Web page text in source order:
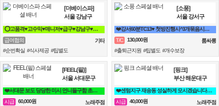
[더베이스파]
서울 강남구
⭕고품격♥고수익♥매니저♥급구♥강남구♥삼성동♥선릉⭕
급여협의
기타
#순번확실 #식사제공 #팁별도
[소풍]
서울 강서구
❤️강서60분TC13♥ 첫방진행시^3개묶음시작❤️
T/C
130,000원
룸싸롱
#출퇴근지원 #팁별도 #개수보장
[FEEL(필)]
서울 서대문구
❤️서대문 보도 당당한 미시 언니들구함 초보 직장인 투잡 알바도 가능❤️
시급
60,000원
노래주점
[핑크]
부산 해운대구
❤️센텀지구 재송동 성실하게 모시겠습니다^^ 30대~50대 시급 4만❤️
시급
40,000원
노래주점